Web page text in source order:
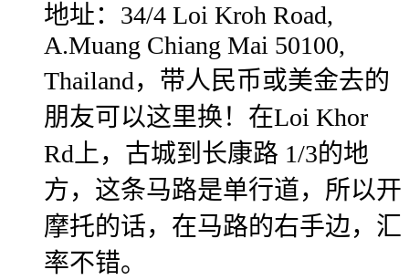
地址：34/4 Loi Kroh Road,
A.Muang Chiang Mai 50100,
Thailand，带人民币或美金去的
朋友可以这里换！在Loi Khor
Rd上，古城到长康路 1/3的地
方，这条马路是单行道，所以开
摩托的话，在马路的右手边，汇
率不错。